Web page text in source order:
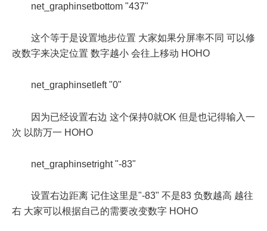
net_graphinsetbottom "437"
这个等于是设置地步位置 大家如果分屏率不同 可以修
改数字来决定位置 数字越小 会往上移动 HOHO
net_graphinsetleft "0"
因为已经设置右边 这个保持0就OK 但是也记得输入一
次 以防万一 HOHO
net_graphinsetright "-83"
设置右边距离 记住这里是"-83" 不是83 负数越高 越往
右 大家可以根据自己的需要改变数字 HOHO